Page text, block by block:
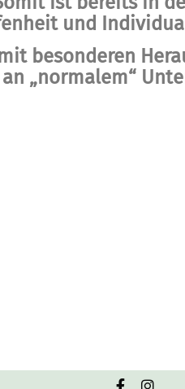
und
besonderen
„normalem“